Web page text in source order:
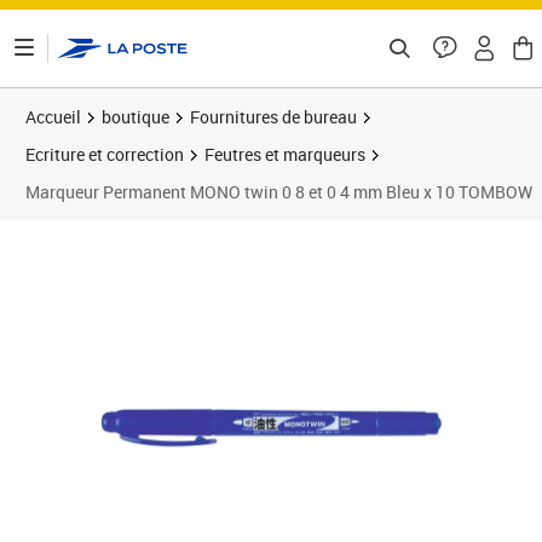
Accueil boutique
Fournitures de bureau
Ecriture et correction
Feutres et marqueurs
Marqueur Permanent MONO twin 0 8 et 0 4 mm Bleu x 10 TOMBOW